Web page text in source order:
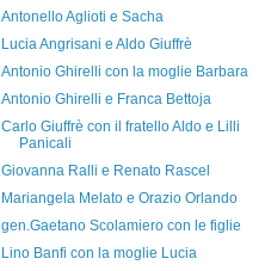
Antonello Aglioti e Sacha
Lucia Angrisani e Aldo Giuffrè
Antonio Ghirelli con la moglie Barbara
Antonio Ghirelli e Franca Bettoja
Carlo Giuffrè con il fratello Aldo e Lilli
Panicali
Giovanna Ralli e Renato Rascel
Mariangela Melato e Orazio Orlando
gen.Gaetano Scolamiero con le figlie
Lino Banfi con la moglie Lucia